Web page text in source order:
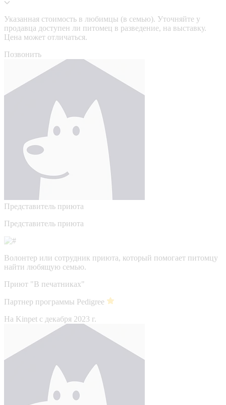
Указанная стоимость в любимцы (в семью). Уточняйте у
продавца доступен ли питомец в разведение, на выставку.
Цена может отличаться.
Позвонить
Представитель приюта
Представитель приюта
Волонтер или сотрудник приюта, который помогает питомцу
найти любящую семью.
Приют "В печатниках"
Партнер программы Pedigree
На Kinpet c декабря 2023 г.